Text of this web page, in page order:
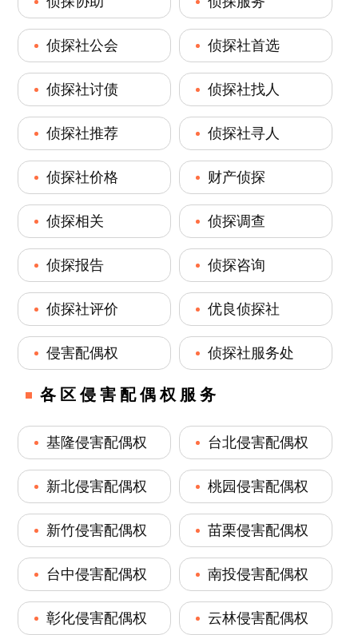
侦探社公会 侦探社首选
侦探社讨债 侦探社找人
侦探社推荐 侦探社寻人
侦探社价格 财产侦探
侦探相关 侦探调查
侦探报告 侦探咨询
侦探社评价 优良侦探社
侵害配偶权 侦探社服务处
各区侵害配偶权服务
基隆侵害配偶权 台北侵害配偶权
新北侵害配偶权 桃园侵害配偶权
新竹侵害配偶权 苗栗侵害配偶权
台中侵害配偶权 南投侵害配偶权
彰化侵害配偶权 云林侵害配偶权